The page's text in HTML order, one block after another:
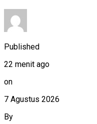
Published
22 menit ago
on
7 Agustus 2026
By